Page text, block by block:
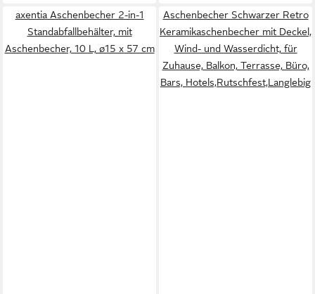
axentia Aschenbecher 2-in-1
Standabfallbehälter, mit
Aschenbecher, 10 L, ø15 x 57 cm
Aschenbecher Schwarzer Retro
Keramikaschenbecher mit Deckel,
Wind- und Wasserdicht, für
Zuhause, Balkon, Terrasse, Büro,
Bars, Hotels,Rutschfest,Langlebig